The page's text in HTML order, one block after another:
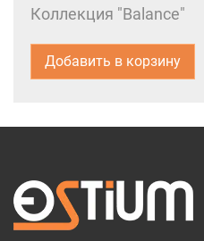
Коллекция "Balance"
Добавить в корзину